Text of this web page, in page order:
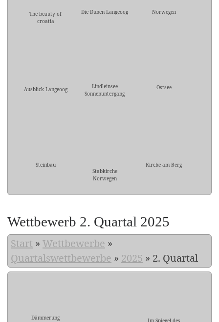
The beauty of
croatia
Die Dünen Langeoog Norwegen
Ausblick Langeoog
Lindleinsee
Sonnenuntergang
Ostsee
Steinbau
Stabkirche
Norwegen
Kirche am Berg
Wettbewerb 2. Quartal 2025
Start » Wettbewerbe »
Quartalswettbewerbe » 2025 » 2. Quartal
Dämmerung Im Spiegel des